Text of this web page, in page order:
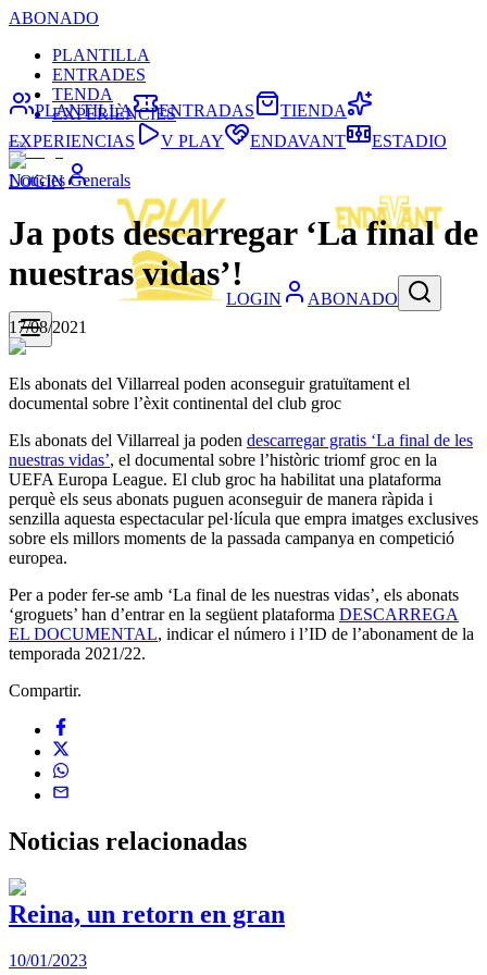
ABONADO
PLANTILLA
ENTRADES
TENDA
EXPERIÈNCIES
LOGIN
LOGIN ABONADO
PLANTILLA ENTRADAS
TIENDA
EXPERIENCIAS
V PLAY ENDAVANT ESTADIO
Noticies Generals
Ja pots descarregar ‘La final de
nuestras vidas’!
17/08/2021
Els abonats del Villarreal poden aconseguir gratuïtament el
documental sobre l’èxit continental del club groc
Els abonats del Villarreal ja poden descarregar gratis ‘La final de les
nuestras vidas’, el documental sobre l’històric triomf groc en la
UEFA Europa League. El club groc ha habilitat una plataforma
perquè els seus abonats puguen aconseguir de manera ràpida i
senzilla aquesta espectacular pel·lícula que empra imatges exclusives
sobre els millors moments de la passada campanya en competició
europea.
Per a poder fer-se amb ‘La final de les nuestras vidas’, els abonats
‘groguets’ han d’entrar en la següent plataforma DESCARREGA
EL DOCUMENTAL, indicar el número i l’ID de l’abonament de la
temporada 2021/22.
Compartir.
Noticias relacionadas
Reina, un retorn en gran
10/01/2023